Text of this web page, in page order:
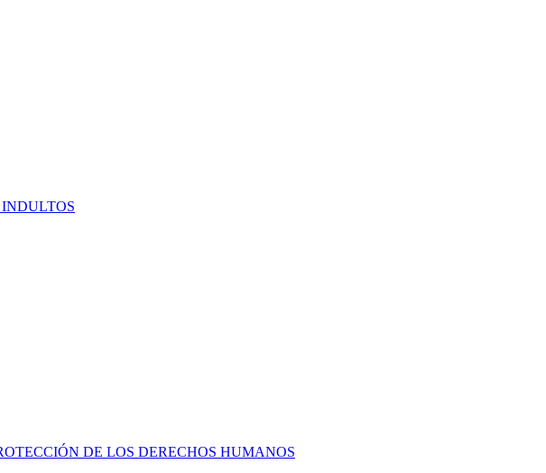
DE LOS DERECHOS HUMANOS